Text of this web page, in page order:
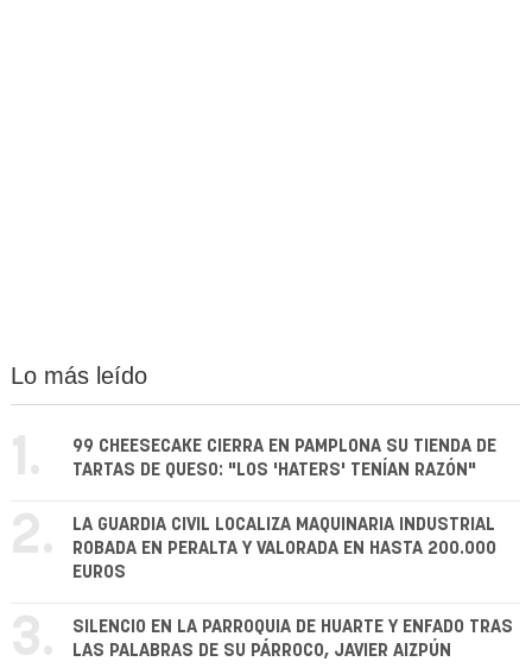
Lo más leído
1.
99 CHEESECAKE CIERRA EN PAMPLONA SU TIENDA DE
TARTAS DE QUESO: "LOS 'HATERS' TENÍAN RAZÓN"
2.
LA GUARDIA CIVIL LOCALIZA MAQUINARIA INDUSTRIAL
ROBADA EN PERALTA Y VALORADA EN HASTA 200.000
EUROS
3.
SILENCIO EN LA PARROQUIA DE HUARTE Y ENFADO TRAS
LAS PALABRAS DE SU PÁRROCO, JAVIER AIZPÚN